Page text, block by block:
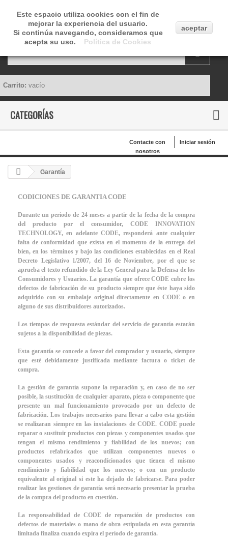
Carrito: vacío
CATEGORÍAS
Iniciar sesión
Contacte con
nosotros
Garantía
CODICIONES DE GARANTIA CODE
Durante un periodo de 24 meses a partir de la fecha de la compra
del producto por el consumidor, CODE INNOVATION
TECHNOLOGY, en adelante CODE, responderá ante cualquier
falta de conformidad que exista en el momento de la entrega del
bien, en los términos y bajo las condiciones establecidas en el Real
Decreto Legislativo 1/2007, del 16 de Noviembre, por el que se
aprueba el texto refundido de la Ley General para la Defensa de los
Consumidores y Usuarios. La garantía que ofrece CODE cubre los
defectos de fabricación de su producto siempre que éste haya sido
adquirido con su embalaje original directamente en CODE o en
alguno de sus distribuidores autorizados.
Los tiempos de respuesta estándar del servicio de garantía estarán
sujetos a la disponibilidad de piezas.
Esta garantía se concede a favor del comprador y usuario, siempre
que esté debidamente justificada mediante factura o ticket de
compra.
La gestión de garantía supone la reparación y, en caso de no ser
posible, la sustitución de cualquier aparato, pieza o componente que
presente un mal funcionamiento provocado por un defecto de
fabricación. Los trabajos necesarios para llevar a cabo esta gestión
se realizaran siempre en las instalaciones de CODE. CODE puede
reparar o sustituir productos con piezas y componentes usados que
tengan el mismo rendimiento y fiabilidad de los nuevos; con
productos refabricados que utilizan componentes nuevos o
componentes usados y reacondicionados que tienen el mismo
rendimiento y fiabilidad que los nuevos; o con un producto
equivalente al original si este ha dejado de fabricarse. Para poder
realizar las gestiones de garantía será necesario presentar la prueba
de la compra del producto en cuestión.
La responsabilidad de CODE de reparación de productos con
defectos de materiales o mano de obra estipulada en esta garantía
limitada finaliza cuando expira el período de garantía.
Este espacio utiliza cookies con el fin de
mejorar la experiencia del usuario.
Si continúa navegando, consideramos que
acepta su uso. Política de Cookies
aceptar